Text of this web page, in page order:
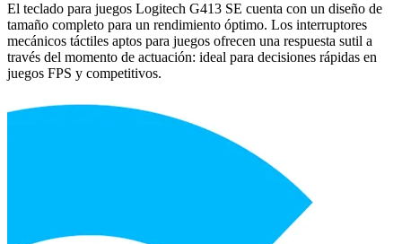
El teclado para juegos Logitech G413 SE cuenta con un diseño de
tamaño completo para un rendimiento óptimo. Los interruptores
mecánicos táctiles aptos para juegos ofrecen una respuesta sutil a
través del momento de actuación: ideal para decisiones rápidas en
juegos FPS y competitivos.